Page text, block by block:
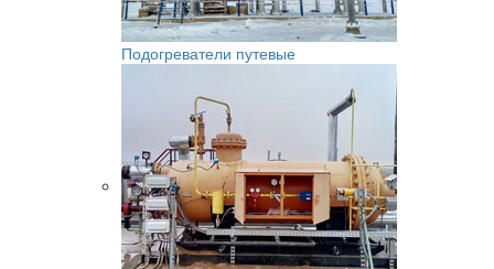
Подогреватели путевые